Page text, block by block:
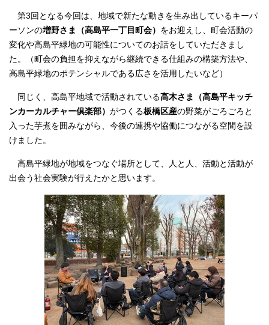
第3回となる今回は、地域で新たな動きを生み出しているキーパ
ーソンの増野さま（高島平一丁目町会） をお迎えし、町会活動の
変化や高島平緑地の可能性についてのお話をしていただきまし
た。（町会の負担を抑えながら継続できる仕組みの構築方法や、
高島平緑地のポテンシャルである広さを活用したいなど）
同じく、高島平地域で活動されている高木さま（高島平キッチ
ンカーカルチャー俱楽部） がつくる板橋区産の野菜がごろごろと
入った芋煮を囲みながら、今後の連携や協働につながる空間を設
けました。
高島平緑地が地域をつなぐ場所として、人と人、活動と活動が
出会う社会実験が行えたかと思います。